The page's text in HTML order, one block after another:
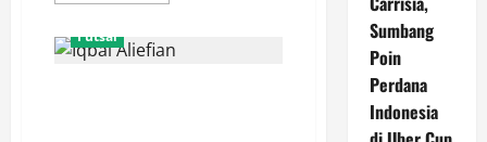
Memukau
Diaz
Futsal
Sumbang
Poin
Perdana
Indonesia